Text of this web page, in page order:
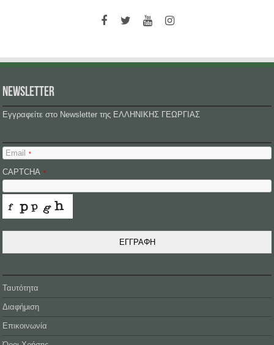
NEWSLETTER
Εγγραφείτε στο Newsletter της ΕΛΛΗΝΙΚΗΣ ΓΕΩΡΓΙΑΣ
Email *
CAPTCHA *
ΕΓΓΡΑΦΗ
Ταυτότητα
Διαφήμιση
Επικοινωνία